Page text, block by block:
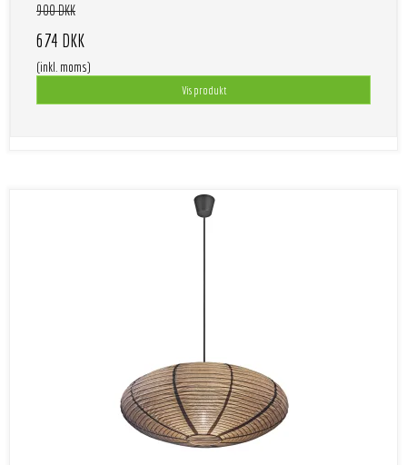
900 DKK
674 DKK
(inkl. moms)
Vis produkt